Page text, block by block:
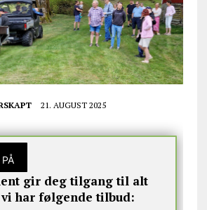
21. AUGUST 2025
gir deg tilgang til alt
har følgende tilbud: